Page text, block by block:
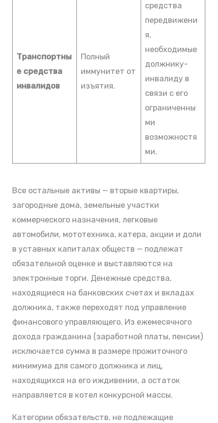
Транспортны
е средства
инвалидов
Полный
иммунитет от
изъятия.
средства
передвижени
я,
необходимые
должнику-
инвалиду в
связи с его
ограниченны
ми
возможностя
ми.
Все остальные активы — вторые квартиры,
загородные дома, земельные участки
коммерческого назначения, легковые
автомобили, мототехника, катера, акции и доли
в уставных капиталах обществ — подлежат
обязательной оценке и выставляются на
электронные торги. Денежные средства,
находящиеся на банковских счетах и вкладах
должника, также переходят под управление
финансового управляющего. Из ежемесячного
дохода гражданина (заработной платы, пенсии)
исключается сумма в размере прожиточного
минимума для самого должника и лиц,
находящихся на его иждивении, а остаток
направляется в котел конкурсной массы.
Категории обязательств, не подлежащие